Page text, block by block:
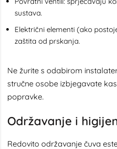
sustava.
Električni elementi (ako
zaštita od prskanja.
Ne žurite s odabirom
stručne osobe izbjegavate
popravke.
Održavanje i
Redovito održavanje čuva